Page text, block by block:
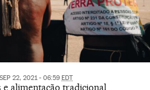
SEP 22, 2021 - 06:59 EDT
alimentação tradicional,